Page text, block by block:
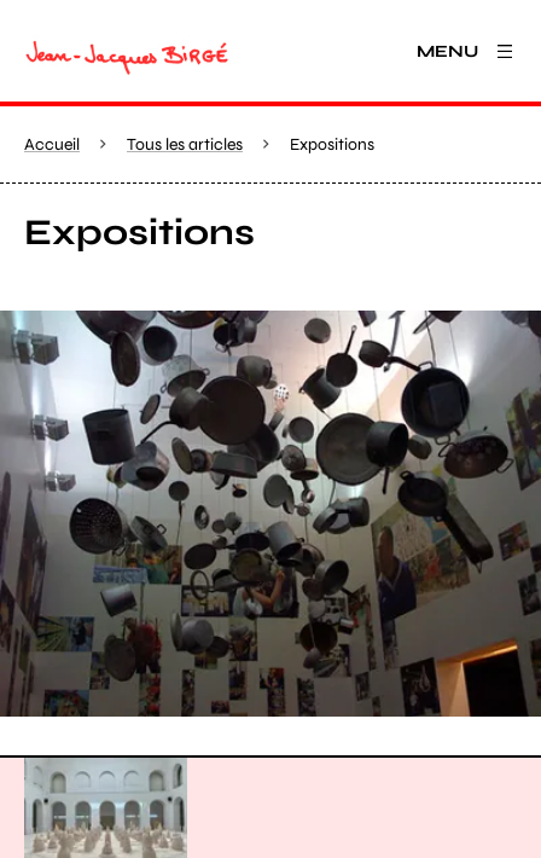
MENU
Accueil Tous les articles Expositions
Expositions
Agrandir